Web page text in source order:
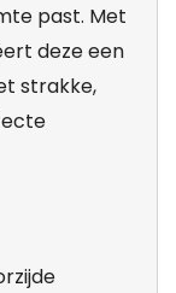
past. Met
deze een
strakke,